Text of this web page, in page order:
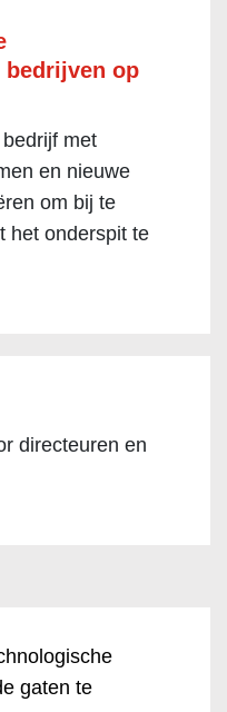
bedrijven op
met
en nieuwe
om bij te
het onderspit te
directeuren en
gaten te